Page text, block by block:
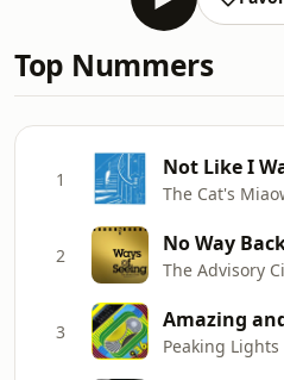
Top Nummers
1
The Cat's
2 No Way
The Advisory
3 Amazing
Peaking Lights